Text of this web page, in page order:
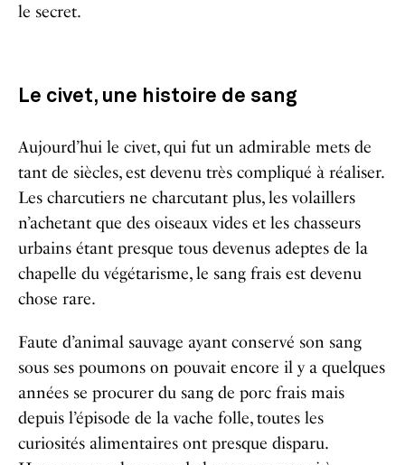
le secret.
Le civet, une histoire de sang
Aujourd’hui le civet, qui fut un admirable mets de
tant de siècles, est devenu très compliqué à réaliser.
Les charcutiers ne charcutant plus, les volaillers
n’achetant que des oiseaux vides et les chasseurs
urbains étant presque tous devenus adeptes de la
chapelle du végétarisme, le sang frais est devenu
chose rare.
Faute d’animal sauvage ayant conservé son sang
sous ses poumons on pouvait encore il y a quelques
années se procurer du sang de porc frais mais
depuis l’épisode de la vache folle, toutes les
curiosités alimentaires ont presque disparu.